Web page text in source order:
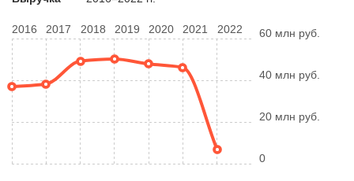
2016 2017 2018 2019 2020 2021 2022
0
20 млн руб.
40 млн руб.
60 млн руб.